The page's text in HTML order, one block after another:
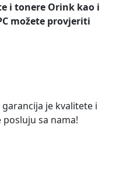
i tonere Orink kao i
možete provjeriti
je kvalitete i
sa nama!